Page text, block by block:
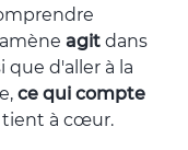
agit dans
que d'aller à la
ce qui compte
tient à cœur.